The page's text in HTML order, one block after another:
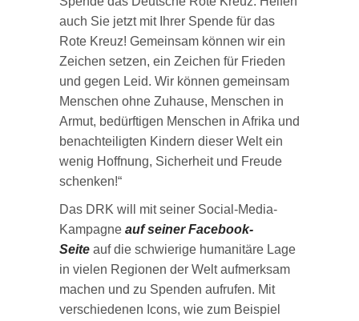
auch Sie jetzt mit Ihrer Spende für das
Rote Kreuz! Gemeinsam können wir ein
Zeichen setzen, ein Zeichen für Frieden
und gegen Leid. Wir können gemeinsam
Menschen ohne Zuhause, Menschen in
Armut, bedürftigen Menschen in Afrika und
benachteiligten Kindern dieser Welt ein
wenig Hoffnung, Sicherheit und Freude
schenken!“
Das DRK will mit seiner Social-Media-
Kampagne auf seiner Facebook-
Seite auf die schwierige humanitäre Lage
in vielen Regionen der Welt aufmerksam
machen und zu Spenden aufrufen. Mit
verschiedenen Icons, wie zum Beispiel